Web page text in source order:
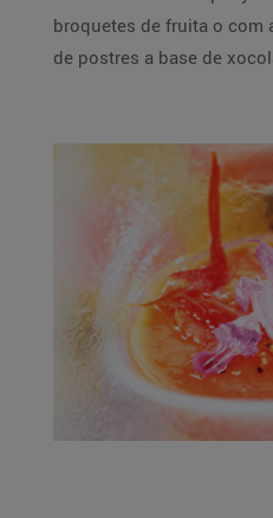
broquetes de fruita o com
de postres a base de